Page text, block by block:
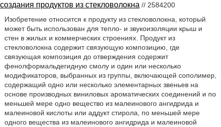
создания продуктов из стекловолокна // 2584200
Изобретение относится к продукту из стекловолокна, который
может быть использован для тепло- и звукоизоляции крыш и
стен в жилых и коммерческих строениях. Продукт из
стекловолокна содержит связующую композицию, где
связующая композиция до отверждения содержит
фенолформальдегидную смолу и один или несколько
модификаторов, выбранных из группы, включающей сополимер,
содержащий одно или несколько элементарных звеньев на
основе производных виниловых ароматических соединений и по
меньшей мере одно вещество из малеинового ангидрида и
малеиновой кислоты или аддукт стирола, по меньшей мере
одного вещества из малеинового ангидрида и малеиновой